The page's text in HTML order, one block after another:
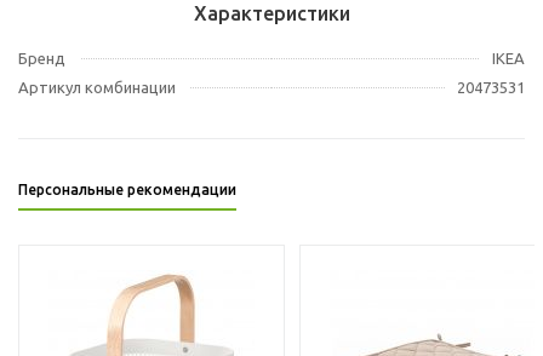
Характеристики
Бренд
IKEA
Артикул комбинации
20473531
Персональные рекомендации